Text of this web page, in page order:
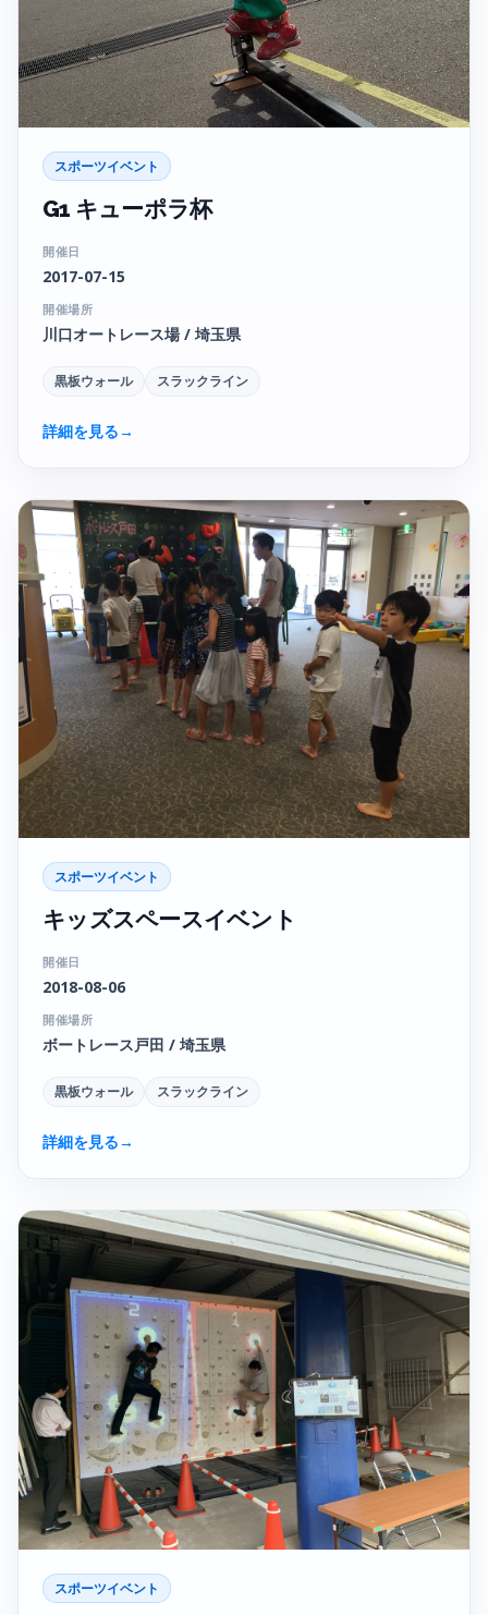
スポーツイベント
G1 キューポラ杯
開催日
2017-07-15
開催場所
川口オートレース場 / 埼玉県
黒板ウォール スラックライン
詳細を見る→
スポーツイベント
キッズスペースイベント
開催日
2018-08-06
開催場所
ボートレース戸田 / 埼玉県
黒板ウォール スラックライン
詳細を見る→
スポーツイベント